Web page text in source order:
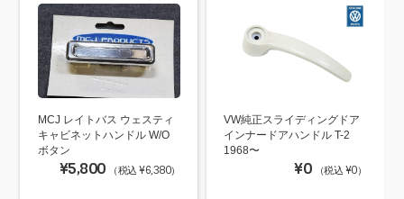
MCJ レイトバス ウェスティ
キャビネットハンドル W/O
ボタン
¥5,800 （税込 ¥6,380）
VW純正スライディングドア
インナードアハンドル T-2
1968〜
¥0 （税込 ¥0）